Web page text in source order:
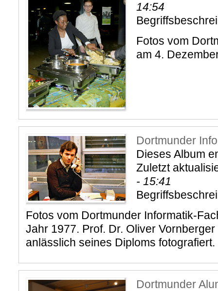
14:54
Fotos vom
am 4.
Dortmunder
Dieses Album
Zuletzt
- 15:41
Fotos vom Dortmunder Informatik-
Jahr 1977. Prof. Dr. Oliver
anlässlich seines Diploms fotografiert.
Dortmunder